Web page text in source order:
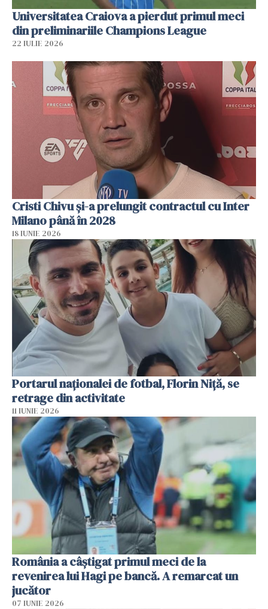
Universitatea Craiova a pierdut primul meci
din preliminariile Champions League
22 IULIE 2026
Cristi Chivu şi-a prelungit contractul cu Inter
Milano până în 2028
18 IUNIE 2026
Portarul naționalei de fotbal, Florin Niță, se
retrage din activitate
11 IUNIE 2026
România a câștigat primul meci de la
revenirea lui Hagi pe bancă. A remarcat un
jucător
07 IUNIE 2026